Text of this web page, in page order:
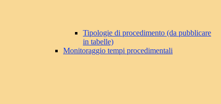
Tipologie di procedimento (da pubblicare
in tabelle)
Monitoraggio tempi procedimentali